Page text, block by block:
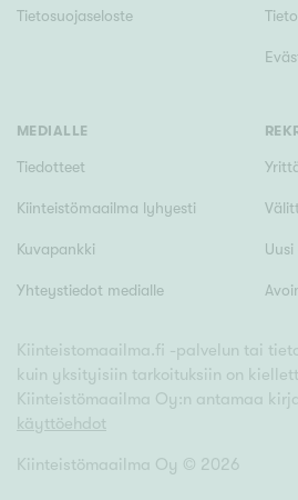
Oma ranta
Senioriasunto
Tietosuojaseloste
MEDIALLE
Tiedotteet
Kiinteistömaailma lyhyesti
Kuvapankki
Yhteystiedot medialle
Uusi
Kiinteistomaailma.fi -palvelun tai
kuin yksityisiin tarkoituksiin on
Kiinteistömaailma Oy:n antamaa
käyttöehdot
Kiinteistömaailma Oy © 2026